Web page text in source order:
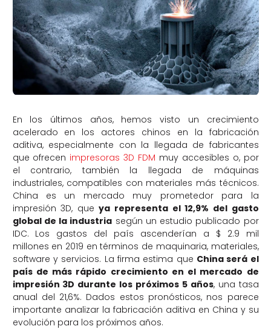
En los últimos años, hemos visto un crecimiento
acelerado en los actores chinos en la fabricación
aditiva, especialmente con la llegada de fabricantes
que ofrecen impresoras 3D FDM muy accesibles o, por
el contrario, también la llegada de máquinas
industriales, compatibles con materiales más técnicos.
China es un mercado muy prometedor para la
impresión 3D, queya representa el 12,9% del gasto
global de la industria según un estudio publicado por
IDC. Los gastos del país ascenderían a $ 2.9 mil
millones en 2019 en términos de maquinaria, materiales,
software y servicios. La firma estima que China será el
país de más rápido crecimiento en el mercado de
impresión 3D durante los próximos 5 años, una tasa
anual del 21,6%. Dados estos pronósticos, nos parece
importante analizar la fabricación aditiva en China y su
evolución para los próximos años.